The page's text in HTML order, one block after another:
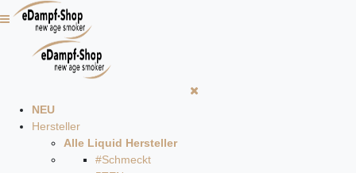
NEU
Hersteller
Alle Liquid Hersteller
#Schmeckt